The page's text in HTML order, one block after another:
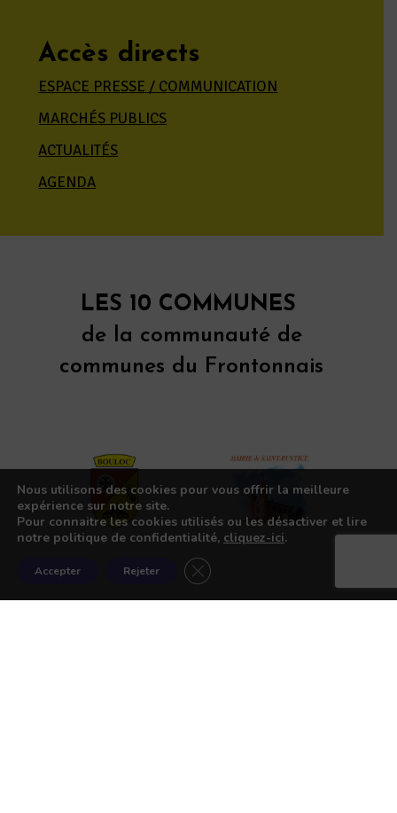
Accès directs
ESPACE PRESSE / COMMUNICATION
MARCHÉS PUBLICS
ACTUALITÉS
AGENDA
LES 10 COMMUNES
de la communauté de
communes du Frontonnais
Nous utilisons des cookies pour vous offrir la meilleure
expérience sur notre site.
Pour connaitre les cookies utilisés ou les désactiver et lire
notre politique de confidentialité, cliquez-ici.
Accepter Rejeter Fermer la bannière des cookies